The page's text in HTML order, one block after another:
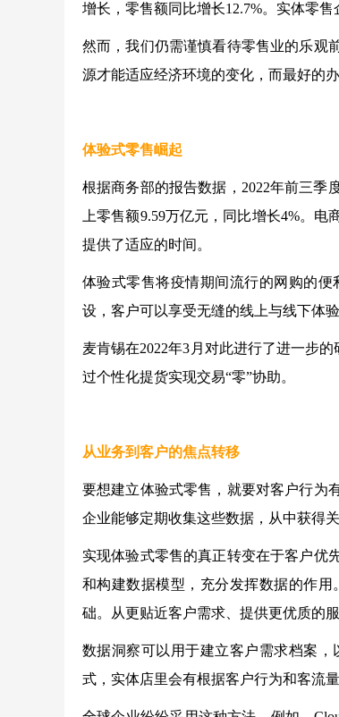
增长，零售额同比增长12.7%。实体零
然而，我们仍需谨慎看待零售业的乐观
源才能适应经济环境的变化，而最好的
体验式零售崛起
根据商务部的报告数据，2022年前三季
上零售额9.59万亿元，同比增长4%。
提供了适应的时间。
体验式零售将疫情期间流行的网购的
设，客户可以享受无缝的线上与线下体验
麦肯锡在2022年3月对此进行了进一步
过个性化提货实现交易“零”协助。
从业务到客户的焦点转移
要想建立体验式零售，就要对客户行为
企业能够定期收集这些数据，从中获得
实现体验式零售的真正转变在于客户优
和构建数据模型，充分发挥数据的作
础。从更贴近客户需求、提供更优质的
数据洞察可以用于建立客户需求档案
式，实体店里会有根据客户行为和客流